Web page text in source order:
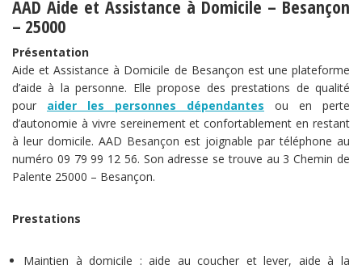
AAD Aide et Assistance à Domicile – Besançon
– 25000
Présentation
Aide et Assistance à Domicile de Besançon est une plateforme
d’aide à la personne. Elle propose des prestations de qualité
pour aider les personnes dépendantes ou en perte
d’autonomie à vivre sereinement et confortablement en restant
à leur domicile. AAD Besançon est joignable par téléphone au
numéro 09 79 99 12 56. Son adresse se trouve au 3 Chemin de
Palente 25000 – Besançon.
Prestations
Maintien à domicile : aide au coucher et lever, aide à la